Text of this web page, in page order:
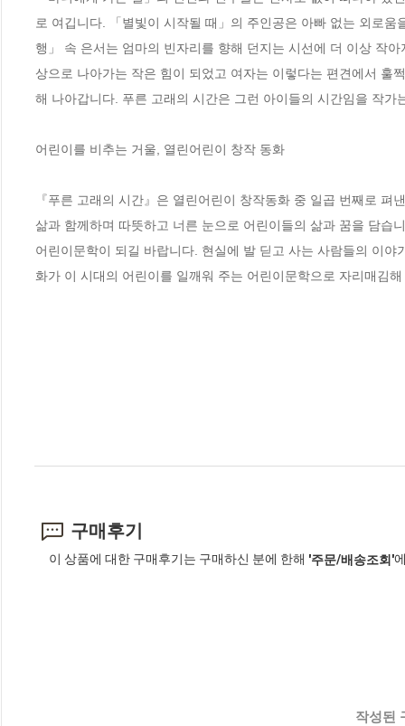
로 여깁니다. 「별빛이 시작될 때」의 주인공은 아빠 없는 외로
행」 속 은서는 엄마의 빈자리를 향해 던지는 시선에 더 이상 작
상으로 나아가는 작은 힘이 되었고 여자는 이렇다는 편견에서 훌
해 나아갑니다. 푸른 고래의 시간은 그런 아이들의 시간임을 작
어린이를 비추는 거울, 열린어린이 창작 동화
『푸른 고래의 시간』은 열린어린이 창작동화 중 일곱 번째로
삶과 함께하며 따뜻하고 너른 눈으로 어린이들의 삶과 꿈을 담습
어린이문학이 되길 바랍니다. 현실에 발 딛고 사는 사람들의 이
화가 이 시대의 어린이를 일깨워 주는 어린이문학으로 자리매김
구매후기
이 상품에 대한 구매후기는 구매하신 분에 한해 '주문/배송조회'
작성된